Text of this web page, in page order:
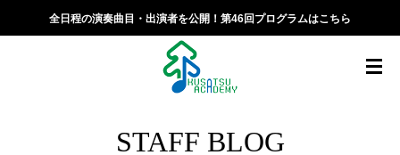
全日程の演奏曲目・出演者を公開！第46回プログラムはこちら
STAFF BLOG